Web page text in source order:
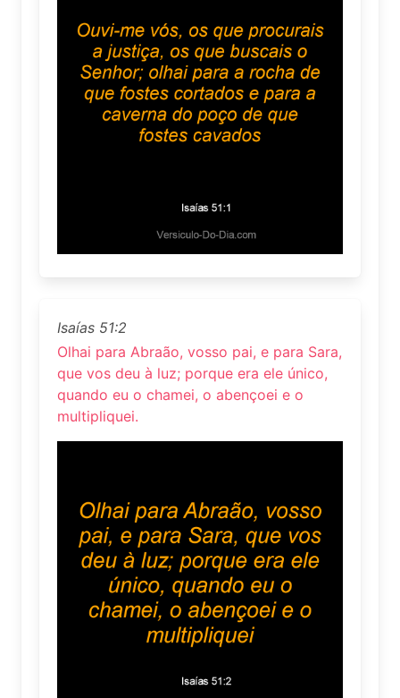
Isaías 51:2
Olhai para Abraão, vosso pai, e para Sara,
que vos deu à luz; porque era ele único,
quando eu o chamei, o abençoei e o
multipliquei.